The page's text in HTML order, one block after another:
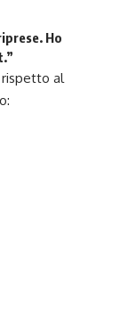
Ho
”
rispetto al